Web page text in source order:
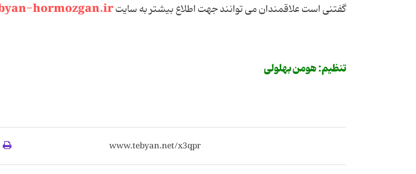
گفتنی است علاقمندان می توانند جهت اطلاع بیشتر به سایتhormozgan.ir
تنظیم: هومن بهلولی